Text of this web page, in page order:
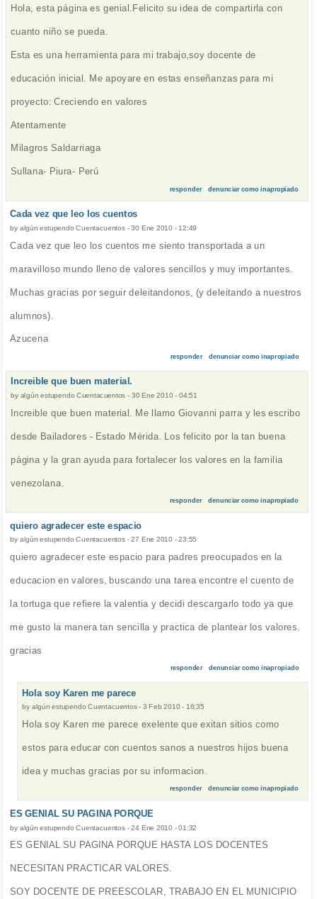
Hola, esta página es genial.Felicito su idea de compartirla con
cuanto niño se pueda.
Esta es una herramienta para mi trabajo,soy docente de
educación inicial. Me apoyare en estas enseñanzas para mi
proyecto: Creciendo en valores
Atentamente
Milagros Saldarriaga
Sullana- Piura- Perú
responder denunciar como inapropiado
Cada vez que leo los cuentos
by algún estupendo Cuentacuentos-30 Ene 2010 - 12:49
Cada vez que leo los cuentos me siento transportada a un
maravilloso mundo lleno de valores sencillos y muy importantes.
Muchas gracias por seguir deleitandonos, (y deleitando a nuestros
alumnos).
Azucena
responder denunciar como inapropiado
Increible que buen material.
by algún estupendo Cuentacuentos - 30 Ene 2010 - 04:51
Increible que buen material. Me llamo Giovanni parra y les escribo
desde Bailadores - Estado Mérida. Los felicito por la tan buena
página y la gran ayuda para fortalecer los valores en la familia
venezolana.
responder denunciar como inapropiado
quiero agradecer este espacio
by algún estupendo Cuentacuentos-27 Ene 2010 - 23:55
quiero agradecer este espacio para padres preocupados en la
educacion en valores, buscando una tarea encontre el cuento de
la tortuga que refiere la valentia y decidi descargarlo todo ya que
me gusto la manera tan sencilla y practica de plantear los valores.
gracias
responder denunciar como inapropiado
Hola soy Karen me parece
by algún estupendo Cuentacuentos-3 Feb 2010 - 16:35
Hola soy Karen me parece exelente que exitan sitios como
estos para educar con cuentos sanos a nuestros hijos buena
idea y muchas gracias por su informacion.
responder denunciar como inapropiado
ES GENIAL SU PAGINA PORQUE
by algún estupendo Cuentacuentos-24 Ene 2010 - 01:32
ES GENIAL SU PAGINA PORQUE HASTA LOS DOCENTES
NECESITAN PRACTICAR VALORES.
SOY DOCENTE DE PREESCOLAR, TRABAJO EN EL MUNICIPIO